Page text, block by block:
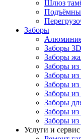
Шлюз
Заборы
Заборы 3D
Заборы
Заборы из
Заборы из
Заборы
Заборы из
Заборы
Заборы из
Заборы
Услуги и сервис